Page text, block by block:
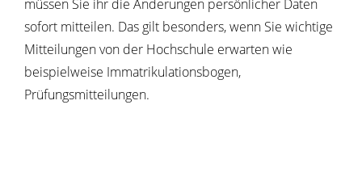
müssen Sie ihr die Änderungen persönlicher Daten
sofort mitteilen. Das gilt besonders, wenn Sie wichtige
Mitteilungen von der Hochschule erwarten wie
beispielweise Immatrikulationsbogen,
Prüfungsmitteilungen.